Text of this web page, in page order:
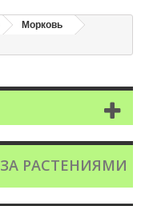
Морковь
РАСТЕНИЯМИ